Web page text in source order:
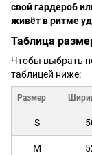
свой гардероб
живёт в ритме
Таблица
Чтобы выбрать
таблицей ниже:
Размер
S
M